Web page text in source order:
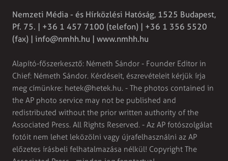
Nemzeti Média - és Hírközlési Hatóság, 1525 Budapest,
Pf. 75. | +36 1 457 7100 (telefon) | +36 1 356 5520
(fax) | info@nmhh.hu | www.nmhh.hu
Alapító-főszerkesztő: Németh Sándor - Founder Editor in
Chief: Németh Sándor. Kérdéseit, észrevételeit kérjük írja
meg címünkre: hetek@hetek.hu. - The photos contained in
the AP photo service may not be published and
redistributed without the prior written authority of the
Associated Press. All Rights Reserved. - Az AP fotószolgálat
fotóit nem lehet leközölni vagy újrafelhasználni az AP
előzetes írásbeli felhatalmazása nélkül! Copyright The